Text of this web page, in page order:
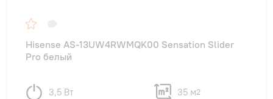
Hisense AS-13UW4RWMQK00 Sensation Slider
Pro белый
3,5 Вт 35 м2